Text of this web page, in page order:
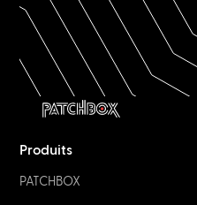
Produits
PATCHBOX